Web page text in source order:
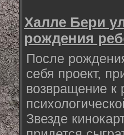
Халле Бери
рождения
После
себя проект,
возвращение к
Звезде